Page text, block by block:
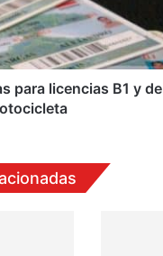
para licencias B1 y de